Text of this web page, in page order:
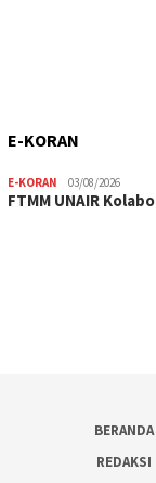
E-KORAN
E-KORAN 03/08/2026
FTMM UNAIR
BERANDA
REDAKSI